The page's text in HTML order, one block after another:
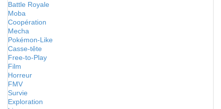
Battle Royale
Moba
Coopération
Mecha
Pokémon-Like
Casse-tête
Free-to-Play
Film
Horreur
FMV
Survie
Exploration